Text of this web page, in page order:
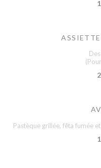
Pastèque grillée, fêta fumée